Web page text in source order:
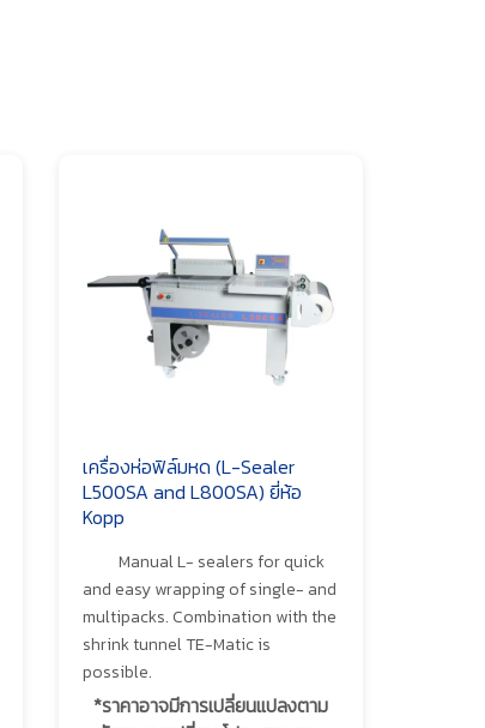
เครื่องห่อฟิล์มหด (L-Sealer
L500SA and L800SA) ยี่ห้อ
Kopp
Manual L- sealers for quick
and easy wrapping of single- and
multipacks. Combination with the
shrink tunnel TE-Matic is
possible.
*ราคาอาจมีการเปลี่ยนแปลงตาม